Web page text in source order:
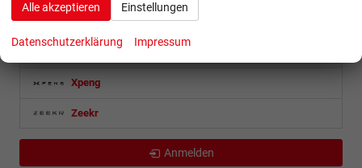
Weitere
Weitere
Xpeng
Zeekr
Anmelden
Alle akzeptieren Einstellungen
Datenschutzerklärung Impressum